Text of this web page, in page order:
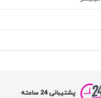
پشتیبانی 24 ساعته